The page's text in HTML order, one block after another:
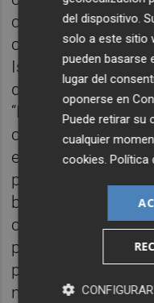
completar así el
coherencia que
Ismael Tamayo,
de lo sostenible es
“Respetamos el
compromiso
en todas sus
proporciona los
bienestar y con
contribuimos y
procuramos a la
personas
naturales a nuestro
del dispositivo.
solo a este sitio
pueden basarse
lugar del
oponerse en
Puede retirar su
cualquier
cookies .Política
CONFIGURAR